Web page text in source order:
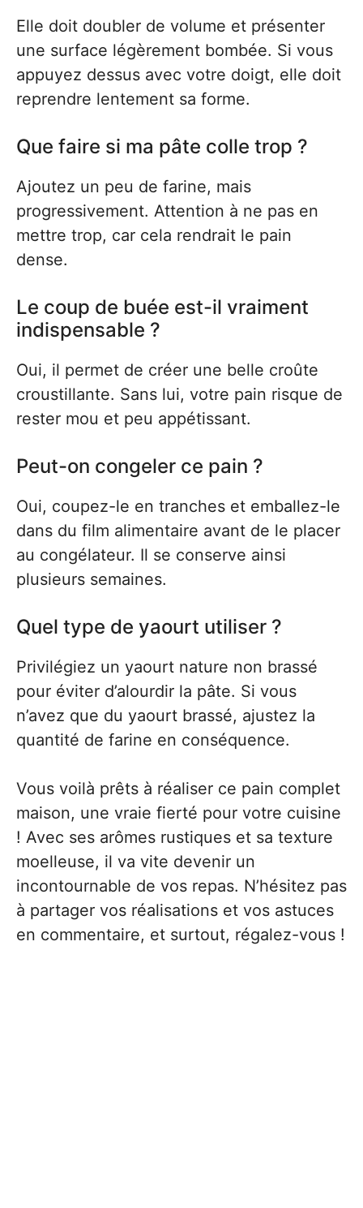
Elle doit doubler de volume et présenter
une surface légèrement bombée. Si vous
appuyez dessus avec votre doigt, elle doit
reprendre lentement sa forme.
Que faire si ma pâte colle trop ?
Ajoutez un peu de farine, mais
progressivement. Attention à ne pas en
mettre trop, car cela rendrait le pain
dense.
Le coup de buée est-il vraiment
indispensable ?
Oui, il permet de créer une belle croûte
croustillante. Sans lui, votre pain risque de
rester mou et peu appétissant.
Peut-on congeler ce pain ?
Oui, coupez-le en tranches et emballez-le
dans du film alimentaire avant de le placer
au congélateur. Il se conserve ainsi
plusieurs semaines.
Quel type de yaourt utiliser ?
Privilégiez un yaourt nature non brassé
pour éviter d’alourdir la pâte. Si vous
n’avez que du yaourt brassé, ajustez la
quantité de farine en conséquence.
Vous voilà prêts à réaliser ce pain complet
maison, une vraie fierté pour votre cuisine
! Avec ses arômes rustiques et sa texture
moelleuse, il va vite devenir un
incontournable de vos repas. N’hésitez pas
à partager vos réalisations et vos astuces
en commentaire, et surtout, régalez-vous !